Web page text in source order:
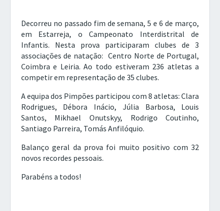
Decorreu no passado fim de semana, 5 e 6 de março,
em Estarreja, o Campeonato Interdistrital de
Infantis. Nesta prova participaram clubes de 3
associações de natação: Centro Norte de Portugal,
Coimbra e Leiria. Ao todo estiveram 236 atletas a
competir em representação de 35 clubes.
A equipa dos Pimpões participou com 8 atletas: Clara
Rodrigues, Débora Inácio, Júlia Barbosa, Louis
Santos, Mikhael Onutskyy, Rodrigo Coutinho,
Santiago Parreira, Tomás Anfilóquio.
Balanço geral da prova foi muito positivo com 32
novos recordes pessoais.
Parabéns a todos!